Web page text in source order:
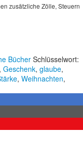
zusätzliche Zölle, Steuern
Bücher Schlüsselwort:
Geschenk, glaube,
, Weihnachten,